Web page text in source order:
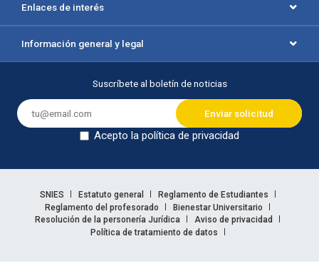
Enlaces de interés
Información general y legal
Suscríbete al boletín de noticias
Acepto la política de privacidad
Enlaces legales
SNIES Estatuto general
Reglamento de Estudiantes
Reglamento del profesorado
Bienestar Universitario
Resolución de la personería Jurídica
Aviso de privacidad
Política de tratamiento de datos